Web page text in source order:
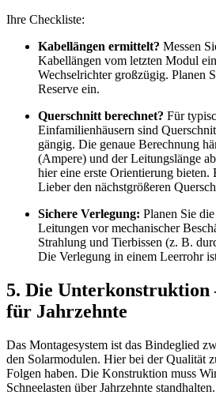
Ihre Checkliste:
Kabellängen ermittelt? Messen
Kabellängen vom letzten Modul
Wechselrichter großzügig. Planen
Reserve ein.
Querschnitt berechnet? Für
Einfamilienhäusern sind
gängig. Die genaue Berechnung
(Ampere) und der Leitungslänge
hier eine erste Orientierung
Lieber den nächstgrößeren
Sichere Verlegung: Planen Sie
Leitungen vor mechanischer
Strahlung und Tierbissen (z. B.
Die Verlegung in einem Leerrohr
5. Die
für Jahrzehnte
Das Montagesystem ist das Bindeglied
den Solarmodulen. Hier bei der Qualität
Folgen haben. Die Konstruktion muss
Schneelasten über Jahrzehnte standhalten.